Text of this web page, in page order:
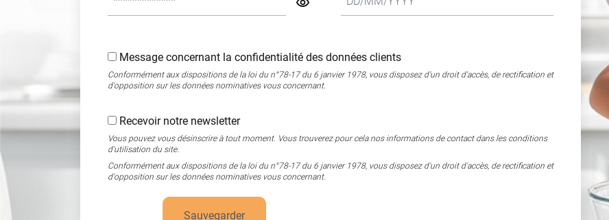
Message concernant la confidentialité des données clients
Conformément aux dispositions de la loi du n°78-17 du 6 janvier 1978, vous disposez d'un droit d'accès, de rectification et
d'opposition sur les données nominatives vous concernant.
Recevoir notre newsletter
Vous pouvez vous désinscrire à tout moment. Vous trouverez pour cela nos informations de contact dans les conditions
d'utilisation du site.
Conformément aux dispositions de la loi du n°78-17 du 6 janvier 1978, vous disposez d'un droit d'accès, de rectification et
d'opposition sur les données nominatives vous concernant.
Sauvegarder